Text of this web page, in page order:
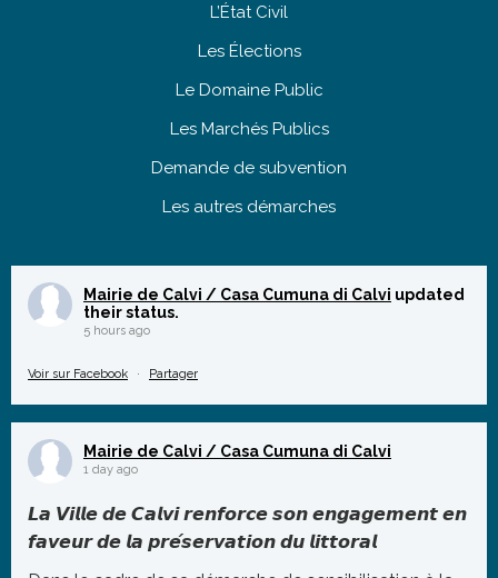
L’État Civil
Les Élections
Le Domaine Public
Les Marchés Publics
Demande de subvention
Les autres démarches
Mairie de Calvi / Casa Cumuna di Calvi updated
their status.
5 hours ago
Voir sur Facebook · Partager
Mairie de Calvi / Casa Cumuna di Calvi
1 day ago
𝙇𝙖 𝙑𝙞𝙡𝙡𝙚 𝙙𝙚 𝘾𝙖𝙡𝙫𝙞 𝙧𝙚𝙣𝙛𝙤𝙧𝙘𝙚 𝙨𝙤𝙣 𝙚𝙣𝙜𝙖𝙜𝙚𝙢𝙚𝙣𝙩 𝙚𝙣
𝙛𝙖𝙫𝙚𝙪𝙧 𝙙𝙚 𝙡𝙖 𝙥𝙧𝙚́𝙨𝙚𝙧𝙫𝙖𝙩𝙞𝙤𝙣 𝙙𝙪 𝙡𝙞𝙩𝙩𝙤𝙧𝙖𝙡